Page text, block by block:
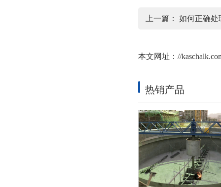
上一篇： 如何正确处
本文网址： //
热销产品